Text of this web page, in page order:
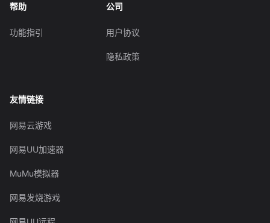
帮助
功能指引
公司
用户协议
隐私政策
友情链接
网易云游戏
网易UU加速器
MuMu模拟器
网易发烧游戏